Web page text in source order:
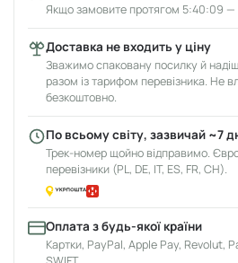
Якщо замовите протягом 5:40:09 —
Доставка не входить у ціну
Зважимо спаковану посилку й
разом із тарифом перевізника. Не
безкоштовно.
По всьому світу, зазвичай ~7
Трек-номер щойно відправимо.
перевізники (PL, DE, IT, ES, FR, CH).
Оплата з будь-якої країни
Картки, PayPal, Apple Pay, Revolut,